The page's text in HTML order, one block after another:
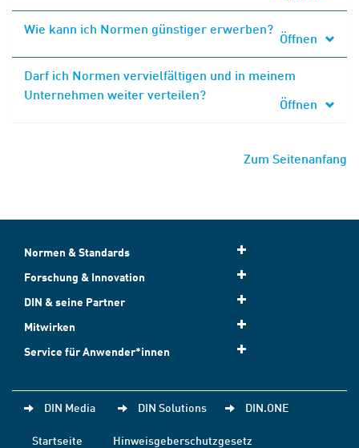
Wie kann ich Normen günstiger erwerben?
Öffnen
Darf ich Normen vervielfältigen und in meinem
Unternehmen weiter verteilen?
Öffnen
Zum Seitenanfang
Normen & Standards
Forschung & Innovation
DIN & seine Partner
Mitwirken
Service für Anwender*innen
DIN Media DIN Solutions DIN.ONE
Startseite
Hinweisgeberschutzgesetz